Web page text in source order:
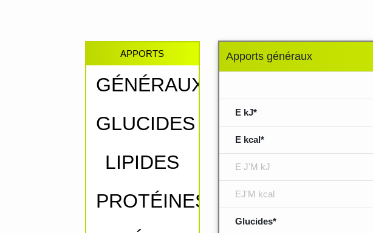
APPORTS
GÉNÉRAUX
GLUCIDES
LIPIDES
PROTÉINES
Apports généraux
E kJ*
E kcal*
E J'M kJ
EJ'M kcal
Glucides*